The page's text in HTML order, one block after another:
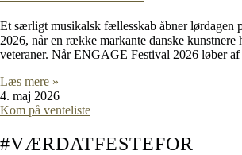
Et særligt musikalsk fællesskab åbner lørdagen
2026, når en række markante danske kunstnere
veteraner. Når ENGAGE Festival 2026 løber af
Læs mere »
4. maj 2026
Kom på venteliste
#VÆRDATFESTEFOR